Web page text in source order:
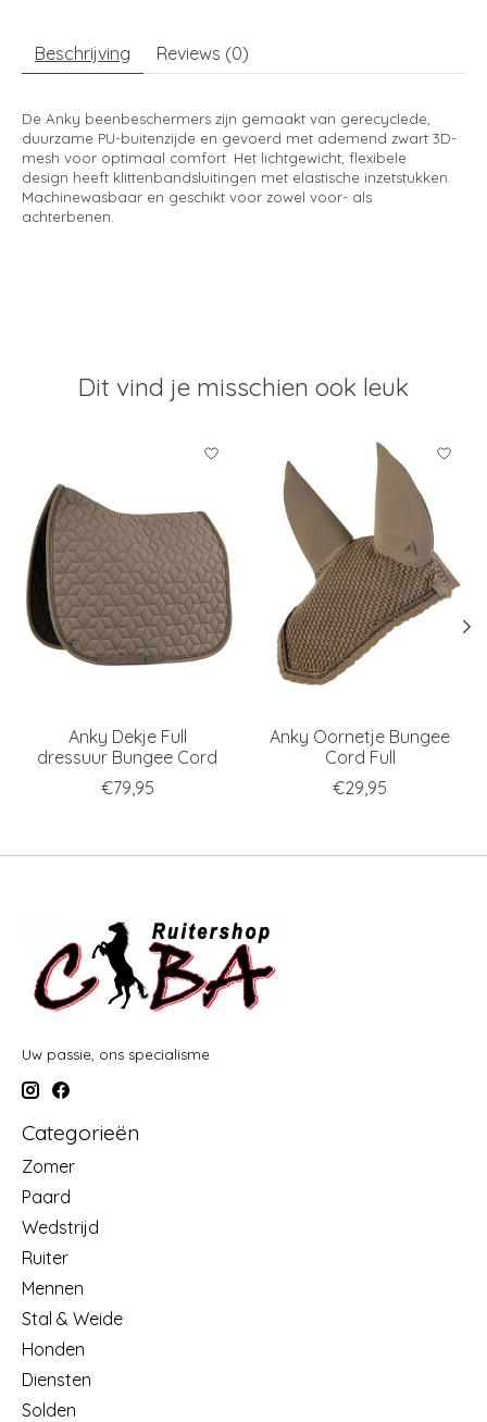
Beschrijving Reviews (0)
De Anky beenbeschermers zijn gemaakt van gerecyclede,
duurzame PU-buitenzijde en gevoerd met ademend zwart 3D-
mesh voor optimaal comfort. Het lichtgewicht, flexibele
design heeft klittenbandsluitingen met elastische inzetstukken.
Machinewasbaar en geschikt voor zowel voor- als
achterbenen.
Dit vind je misschien ook leuk
Items van productcarrousel
Anky Dekje Full
dressuur Bungee Cord
€79,95
Anky Oornetje Bungee
Cord Full
€29,95
Uw passie, ons specialisme
Categorieën
Zomer
Paard
Wedstrijd
Ruiter
Mennen
Stal & Weide
Honden
Diensten
Solden